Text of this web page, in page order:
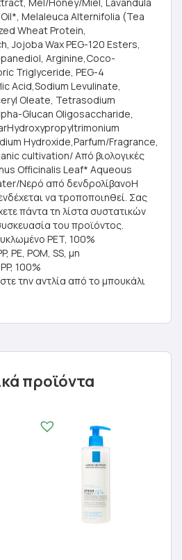
Melaleuca Alternifolia (Tea
Wheat Protein,
Jojoba Wax PEG-120 Esters,
Arginine,Coco-
Triglyceride, PEG-4
Acid,Sodium Levulinate,
Oleate, Tetrasodium
Glucan Oligosaccharide,
Hydroxide,Parfum/Fragrance,
cultivation/ Από βιολογικές
Officinalis Leaf* Aqueous
Νερό από δενδρολίβανοΗ
να τροποποιηθεί. Σας
πάντα τη λίστα συστατικών
του προϊόντος.
PET, 100%
PE, POM, SS, μη
100%
την αντλία από το μπουκάλι
προϊόντα